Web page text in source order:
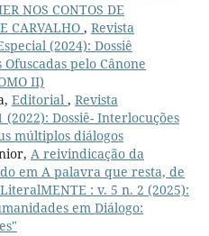
NOS CONTOS DE
CARVALHO , Revista
(2024): Dossiê
pelo Cânone
II)
Editorial , Revista
Dossiê- Interlocuções
múltiplos diálogos
A reivindicação da
em A palavra que resta, de
: v. 5 n. 2 (2025):
em Diálogo: